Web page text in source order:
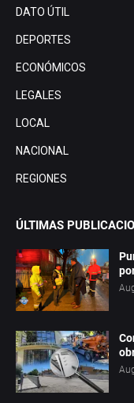
DATO ÚTIL
DEPORTES
ECONÓMICOS
LEGALES
LOCAL
NACIONAL
REGIONES
ÚLTIMAS